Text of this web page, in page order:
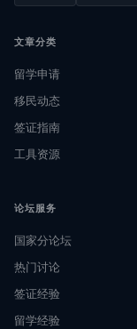
文章分类
留学申请
移民动态
签证指南
工具资源
论坛服务
国家分论坛
热门讨论
签证经验
留学经验